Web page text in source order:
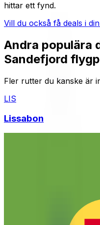
hittar ett fynd.
Vill du också få deals i
Andra populära
Sandefjord
Fler rutter du kanske är
LIS
Lissabon